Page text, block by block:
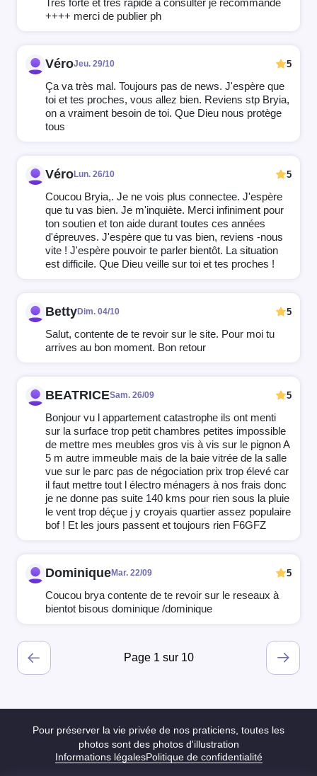
Très forte et très rapide à consulter je recommande
++++ merci de publier ph
VéroJeu. 29/10 5
Ça va très mal. Toujours pas de news. J'espère que
toi et tes proches, vous allez bien. Reviens stp Bryia,
on a vraiment besoin de toi. Que Dieu nous protège
tous
VéroLun. 26/10 5
Coucou Bryia,. Je ne vois plus connectee. J'espère
que tu vas bien. Je m'inquiète. Merci infiniment pour
ton soutien et ton aide durant toutes ces années
d'épreuves. J'espère que tu vas bien, reviens -nous
vite ! J'espère pouvoir te parler bientôt. La situation
est difficile. Que Dieu veille sur toi et tes proches !
BettyDim. 04/10 5
Salut, contente de te revoir sur le site. Pour moi tu
arrives au bon moment. Bon retour
BEATRICESam. 26/09 5
Bonjour vu l appartement catastrophe ils ont menti
sur la surface trop petit chambres petites impossible
de mettre mes meubles gros vis à vis sur le pignon A
5 m autre immeuble mais de la baie vitrée de la salle
vue sur le parc pas de négociation prix trop élevé car
il faut mettre tout l électro ménagers à nos frais donc
je ne donne pas suite 140 kms pour rien sous la pluie
le vent trop déçue j y croyais quartier assez populaire
bof ! Et les jours passent et toujours rien F6GFZ
DominiqueMar. 22/09 5
Coucou brya contente de te revoir sur le reseaux à
bientot bisous dominique /dominique
Page 1 sur 10
Pour préserver la vie privée de nos praticiens, toutes les
photos sont des photos d'illustration
Informations légalesPolitique de confidentialité